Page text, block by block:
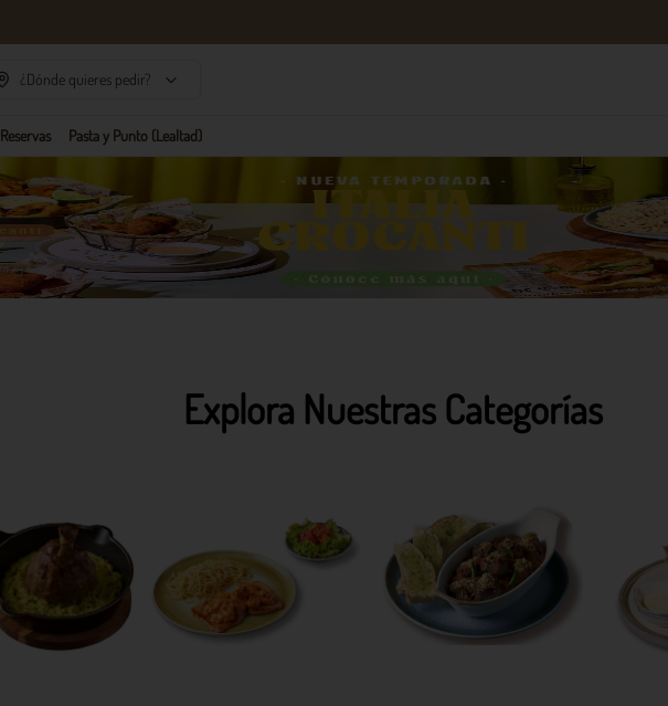
¿Dónde quieres pedir?
Reservas Pasta y Punto (Lealtad)
Explora Nuestras Categorías